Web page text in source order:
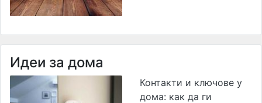
Идеи за дома
Контакти и ключове у
дома: как да ги